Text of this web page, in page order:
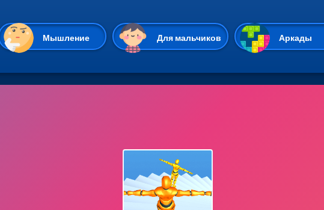
Мышление Для мальчиков Аркады
Гиперказуальные Казуальные Веселые
Симуляторы